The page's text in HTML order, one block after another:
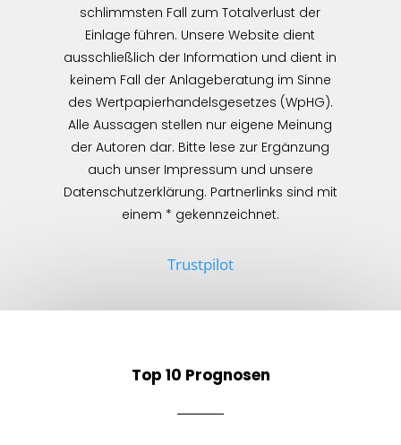
schlimmsten Fall zum Totalverlust der
Einlage führen. Unsere Website dient
ausschließlich der Information und dient in
keinem Fall der Anlageberatung im Sinne
des Wertpapierhandelsgesetzes (WpHG).
Alle Aussagen stellen nur eigene Meinung
der Autoren dar. Bitte lese zur Ergänzung
auch unser Impressum und unsere
Datenschutzerklärung. Partnerlinks sind mit
einem * gekennzeichnet.
Trustpilot
Top 10 Prognosen